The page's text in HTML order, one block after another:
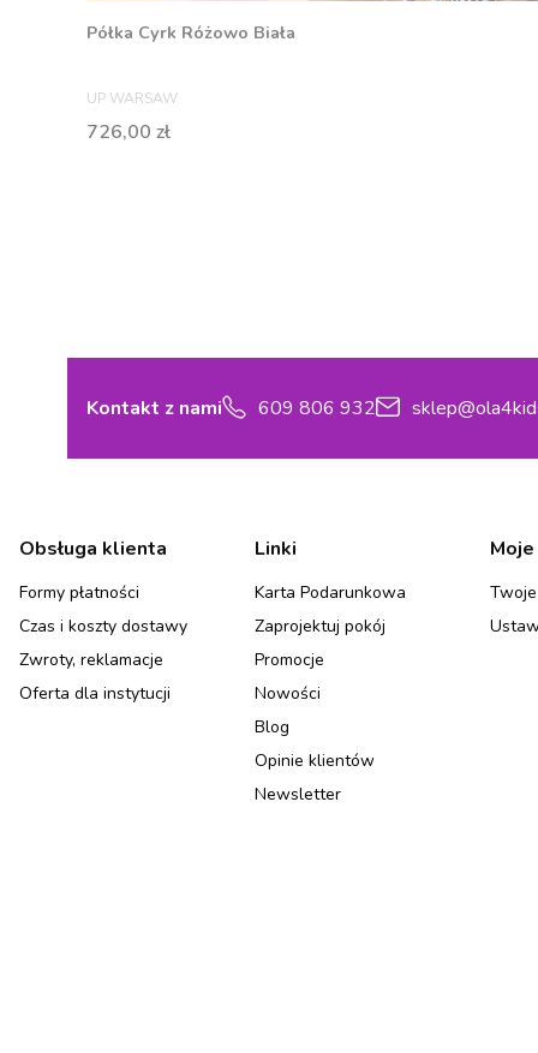
Półka Cyrk Różowo Biała
PRODUCENT
UP WARSAW
Cena
726,00 zł
Kontakt z nami 609 806 932
Linki w stopce
Obsługa klienta
Formy płatności
Czas i koszty dostawy
Zwroty, reklamacje
Oferta dla instytucji
Linki
Karta Podarunkowa
Zaprojektuj pokój
Promocje
Nowości
Blog
Opinie klientów
Newsletter